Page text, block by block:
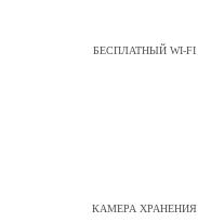
БЕСПЛАТНЫЙ WI-FI
КАМЕРА ХРАНЕНИЯ